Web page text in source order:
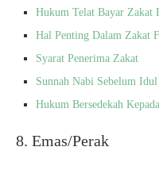
Hukum Telat Bayar Zakat
Hal Penting Dalam Zakat
Syarat Penerima Zakat
Sunnah Nabi Sebelum
Hukum Bersedekah
8. Emas/Perak